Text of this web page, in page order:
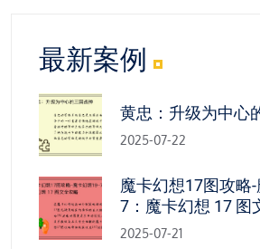
最新案例
黄忠：升级为中心
2025-07-22
魔卡幻想17图攻略
7：魔卡幻想 17 图
2025-07-21